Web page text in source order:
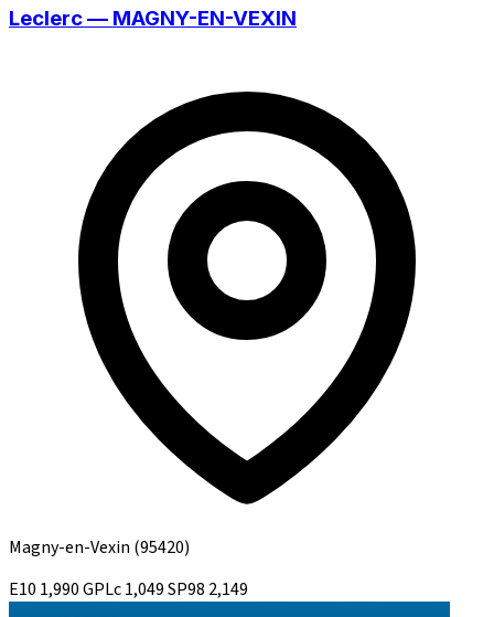
Leclerc — MAGNY-EN-VEXIN
Magny-en-Vexin (95420)
E10 1,990GPLc1,049SP98 2,149